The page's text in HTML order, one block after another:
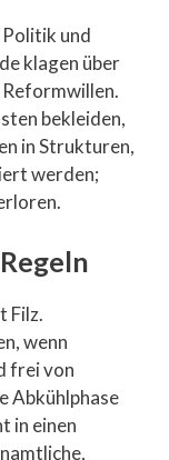
und
klagen über
bekleiden,
in Strukturen,
werden;
Filz.
wenn
frei von
Abkühlphase
in einen